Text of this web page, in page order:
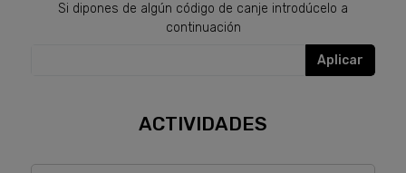
Si dipones de algún código de canje introdúcelo a
continuación
Aplicar
ACTIVIDADES